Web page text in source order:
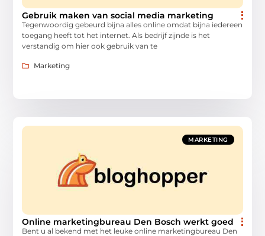
Gebruik maken van social media marketing
Tegenwoordig gebeurd bijna alles online omdat bijna iedereen
toegang heeft tot het internet. Als bedrijf zijnde is het
verstandig om hier ook gebruik van te
Marketing
MARKETING
Online marketingbureau Den Bosch werkt goed
Bent u al bekend met het leuke online marketingbureau Den